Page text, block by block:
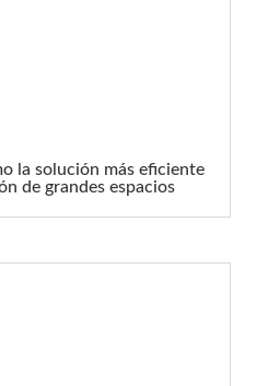
la solución más eficiente
de grandes espacios